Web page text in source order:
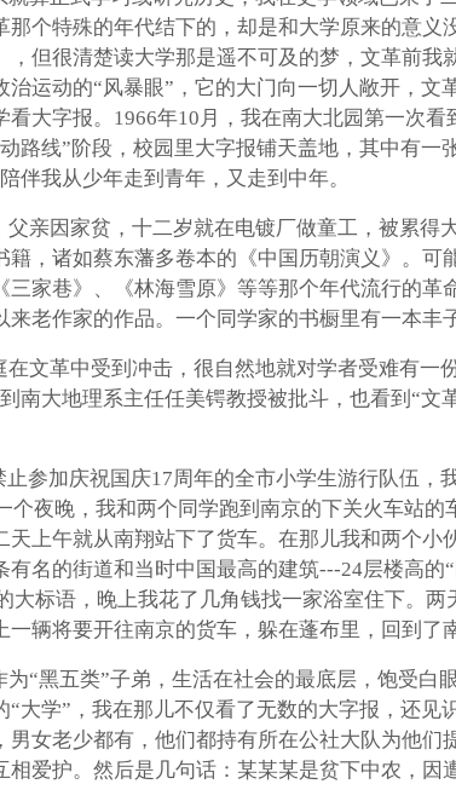
那个特殊的年代结下的，却是和大学原来的意
但很清楚读大学那是遥不可及的梦，文革前
运动的“风暴眼”，它的大门向一切人敞开，
大字报。1966年10月，我在南大北园第一次
路线”阶段，校园里大字报铺天盖地，其中有
伴我从少年走到青年，又走到中年。
亲因家贫，十二岁就在电镀厂做童工，被累
籍，诸如蔡东藩多卷本的《中国历朝演义》。
三家巷》、《林海雪原》等等那个年代流行的
老作家的作品。一个同学家的书橱里有一本丰
文革中受到冲击，很自然地就对学者受难有一
南大地理系主任任美锷教授被批斗，也看到“
止参加庆祝国庆17周年的全市小学生游行队伍
个夜晚，我和两个同学跑到南京的下关火车站
天上午就从南翔站下了货车。在那儿我和两个
有名的街道和当时中国最高的建筑---24层楼高
大标语，晚上我花了几角钱找一家浴室住下。
辆将要开往南京的货车，躲在蓬布里，回到了
“黑五类”子弟，生活在社会的最底层，饱受
大学”，我在那儿不仅看了无数的大字报，还
男女老少都有，他们都持有所在公社大队为他
爱护。然后是几句话：某某某是贫下中农，因